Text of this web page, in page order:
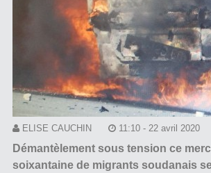
ELISE CAUCHIN 11:10 - 22 avril 2020
Démantèlement sous tension ce
soixantaine de migrants soudanais